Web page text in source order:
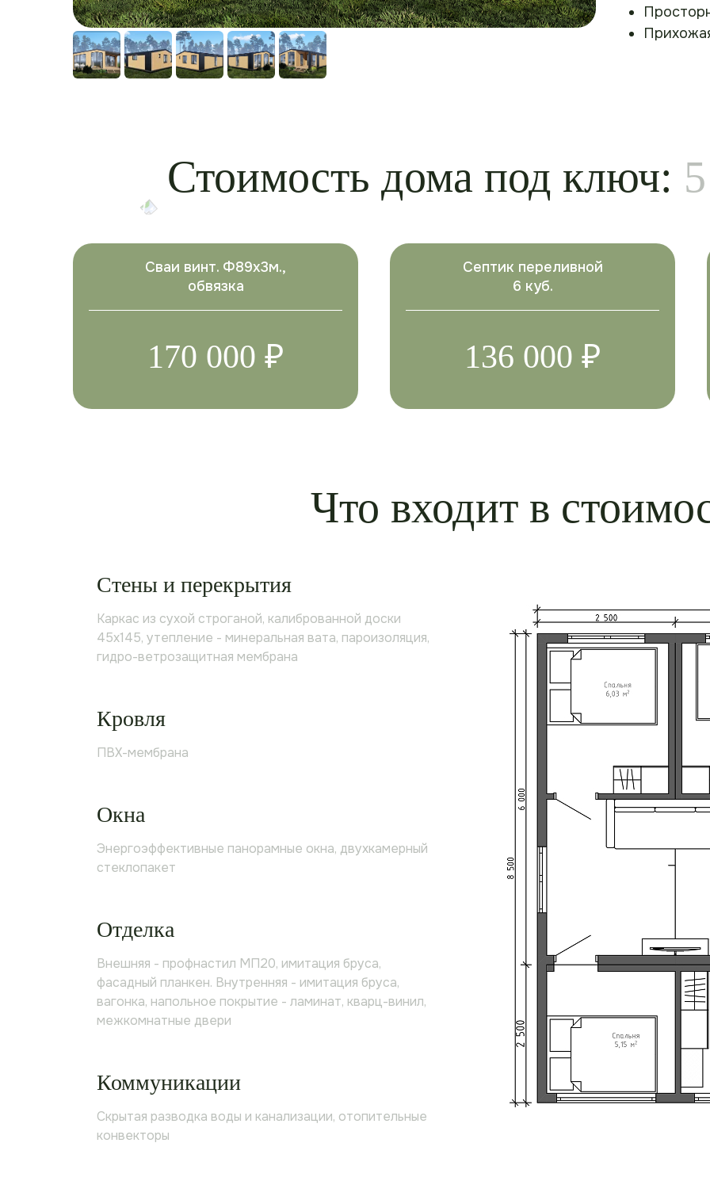
Стоимость дома под ключ:
Сваи винт. Ф89х3м.,
обвязка
170 000 ₽
Септик переливной
6 куб.
136 000 ₽
Что входит в
Стены и перекрытия
Каркас из сухой строганой, калиброванной доски
45х145, утепление - минеральная вата, пароизоляция,
гидро-ветрозащитная мембрана
Кровля
ПВХ-мембрана
Окна
Энергоэффективные панорамные окна, двухкамерный
стеклопакет
Отделка
Внешняя - профнастил МП20, имитация бруса,
фасадный планкен. Внутренняя - имитация бруса,
вагонка, напольное покрытие - ламинат, кварц-винил,
межкомнатные двери
Коммуникации
Скрытая разводка воды и канализации, отопительные
конвекторы